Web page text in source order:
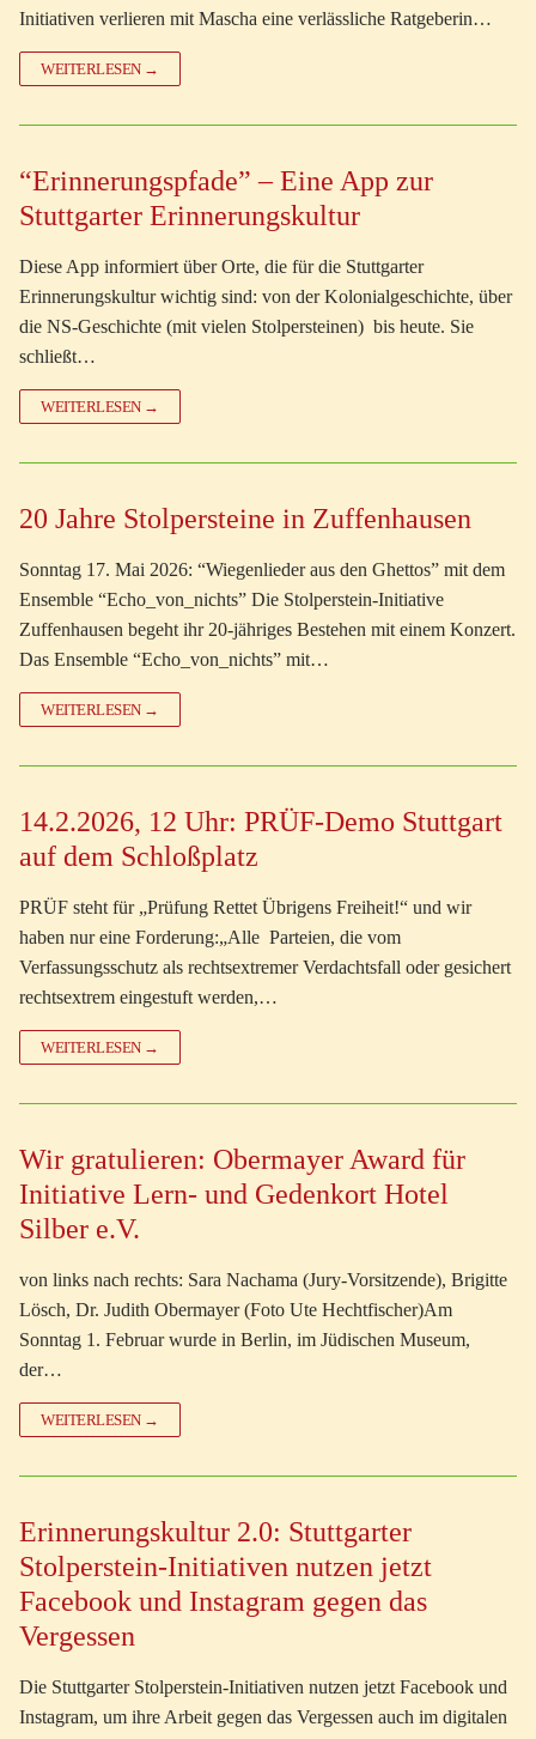
Initiativen verlieren mit Mascha eine verlässliche Ratgeberin…
WEITERLESEN →
“Erinnerungspfade” – Eine App zur
Stuttgarter Erinnerungskultur
Diese App informiert über Orte, die für die Stuttgarter
Erinnerungskultur wichtig sind: von der Kolonialgeschichte, über
die NS-Geschichte (mit vielen Stolpersteinen) bis heute. Sie
schließt…
WEITERLESEN →
20 Jahre Stolpersteine in Zuffenhausen
Sonntag 17. Mai 2026: “Wiegenlieder aus den Ghettos” mit dem
Ensemble “Echo_von_nichts” Die Stolperstein-Initiative
Zuffenhausen begeht ihr 20-jähriges Bestehen mit einem Konzert.
Das Ensemble “Echo_von_nichts” mit…
WEITERLESEN →
14.2.2026, 12 Uhr: PRÜF-Demo Stuttgart
auf dem Schloßplatz
PRÜF steht für „Prüfung Rettet Übrigens Freiheit!“ und wir
haben nur eine Forderung:„Alle Parteien, die vom
Verfassungsschutz als rechtsextremer Verdachtsfall oder gesichert
rechtsextrem eingestuft werden,…
WEITERLESEN →
Wir gratulieren: Obermayer Award für
Initiative Lern- und Gedenkort Hotel
Silber e.V.
von links nach rechts: Sara Nachama (Jury-Vorsitzende), Brigitte
Lösch, Dr. Judith Obermayer (Foto Ute Hechtfischer)Am
Sonntag 1. Februar wurde in Berlin, im Jüdischen Museum,
der…
WEITERLESEN →
Erinnerungskultur 2.0: Stuttgarter
Stolperstein-Initiativen nutzen jetzt
Facebook und Instagram gegen das
Vergessen
Die Stuttgarter Stolperstein-Initiativen nutzen jetzt Facebook und
Instagram, um ihre Arbeit gegen das Vergessen auch im digitalen